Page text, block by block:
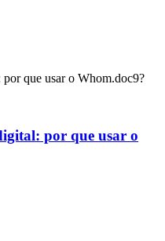
por que usar o